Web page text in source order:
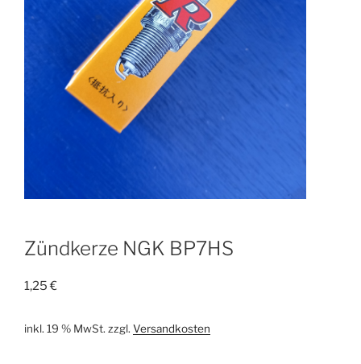
Zündkerze NGK BP7HS
1,25€
inkl. 19 % MwSt. zzgl. Versandkosten